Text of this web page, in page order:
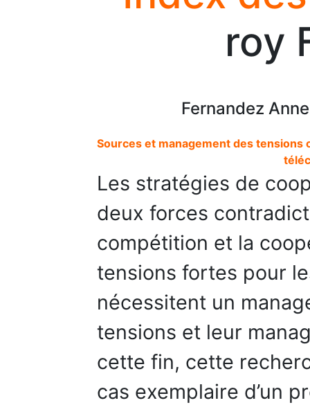
roy
Fernandez
Sources et management des tensions
Les stratégies de
deux forces
compétition et la
tensions fortes pour
nécessitent un
tensions et leur
cette fin, cette
cas exemplaire d’un